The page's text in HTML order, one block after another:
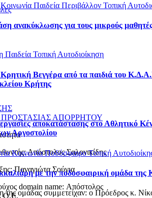
Κοινωνία Παιδεία Περιβάλλον Τοπική
ανακύκλωσης για τους μικρούς
Παιδεία Τοπική Αυτοδιοίκηση
Κρητική Βεγγέρα από τα παιδιά του
Κρήτης
αποκατάστασης στο Αθλητικό
Αργοστολίου
ΚοινωνίαΠοδόσφαιροΤοπική
με την ποδοσφαιρική ομάδα της
της ομάδας συμμετείχαν: o Πρόεδρος κ.
ΠΡΟΣΤΑΣΙΑΣ ΑΠΟΡΡΗΤΟΥ
Απόστολος Σαλονικίδης
Παναγιώτα Σούγια
domain name: Απόστολος
Ο.Ε.